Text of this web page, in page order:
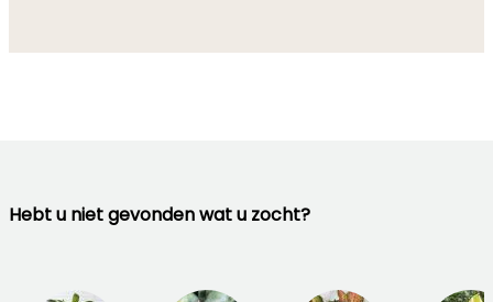
Hebt u niet gevonden wat u zocht?